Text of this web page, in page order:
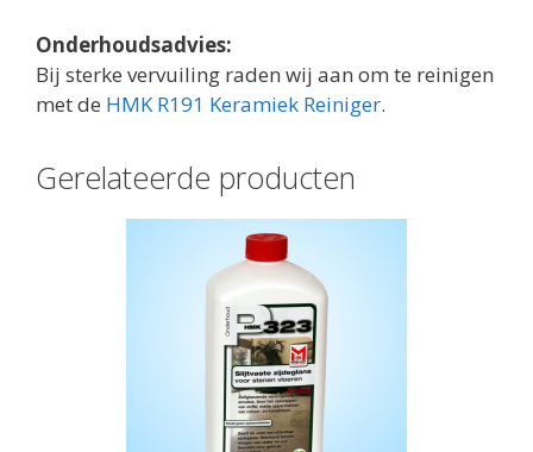
Onderhoudsadvies:
Bij sterke vervuiling raden wij aan om te reinigen
met de HMK R191 Keramiek Reiniger.
Gerelateerde producten